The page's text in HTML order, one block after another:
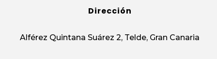
Dirección
Alférez Quintana Suárez 2, Telde, Gran Canaria